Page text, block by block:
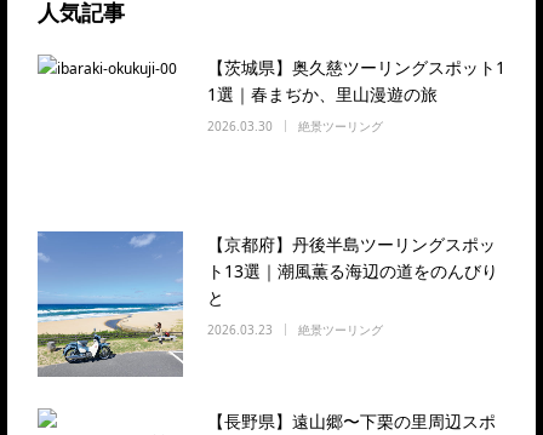
人気記事
【茨城県】奥久慈ツーリングスポット1
1選｜春まぢか、里山漫遊の旅
2026.03.30 絶景ツーリング
【京都府】丹後半島ツーリングスポッ
ト13選｜潮風薫る海辺の道をのんびり
と
2026.03.23 絶景ツーリング
【長野県】遠山郷〜下栗の里周辺スポ